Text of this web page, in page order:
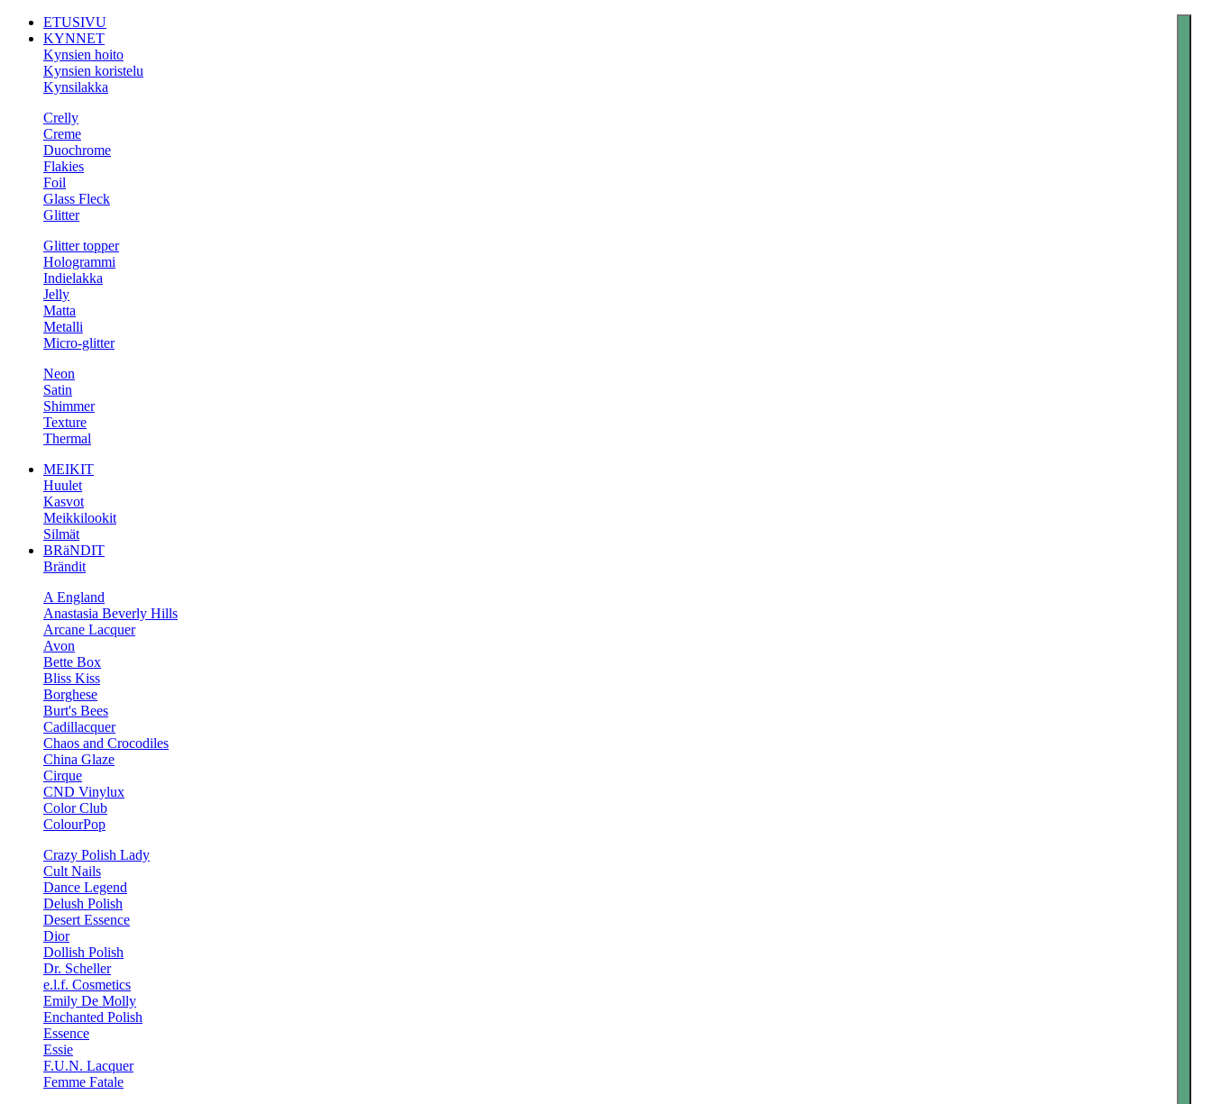
ETUSIVU
KYNNET
Kynsien hoito
Kynsien koristelu
Kynsilakka
Crelly
Creme
Duochrome
Flakies
Foil
Glass Fleck
Glitter
Glitter topper
Hologrammi
Indielakka
Jelly
Matta
Metalli
Micro-glitter
Neon
Satin
Shimmer
Texture
Thermal
MEIKIT
Huulet
Kasvot
Meikkilookit
Silmät
BRäNDIT
Brändit
A England
Anastasia Beverly Hills
Arcane Lacquer
Avon
Bette Box
Bliss Kiss
Borghese
Burt's Bees
Cadillacquer
Chaos and Crocodiles
China Glaze
Cirque
CND Vinylux
Color Club
ColourPop
Crazy Polish Lady
Cult Nails
Dance Legend
Delush Polish
Desert Essence
Dior
Dollish Polish
Dr. Scheller
e.l.f. Cosmetics
Emily De Molly
Enchanted Polish
Essence
Essie
F.U.N. Lacquer
Femme Fatale